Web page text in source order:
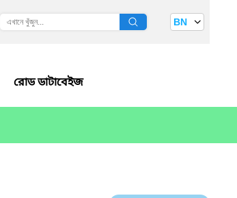
BN
রোড ডাটাবেইজ